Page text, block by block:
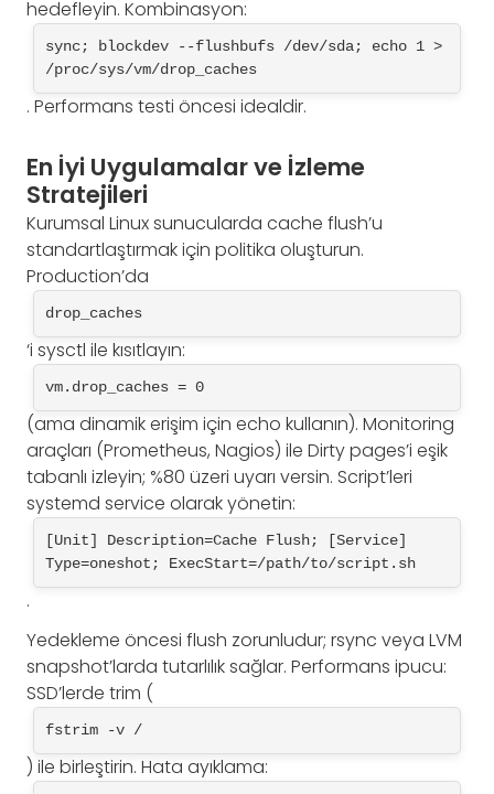
hedefleyin. Kombinasyon:
sync; blockdev --flushbufs /dev/sda; echo 1 >
/proc/sys/vm/drop_caches
. Performans testi öncesi idealdir.
En İyi Uygulamalar ve İzleme
Stratejileri
Kurumsal Linux sunucularda cache flush’u
standartlaştırmak için politika oluşturun.
Production’da
drop_caches
‘i sysctl ile kısıtlayın:
vm.drop_caches = 0
(ama dinamik erişim için echo kullanın). Monitoring
araçları (Prometheus, Nagios) ile Dirty pages’i eşik
tabanlı izleyin; %80 üzeri uyarı versin. Script’leri
systemd service olarak yönetin:
[Unit] Description=Cache Flush; [Service]
Type=oneshot; ExecStart=/path/to/script.sh
.
Yedekleme öncesi flush zorunludur; rsync veya LVM
snapshot’larda tutarlılık sağlar. Performans ipucu:
SSD’lerde trim (
fstrim -v /
) ile birleştirin. Hata ayıklama: